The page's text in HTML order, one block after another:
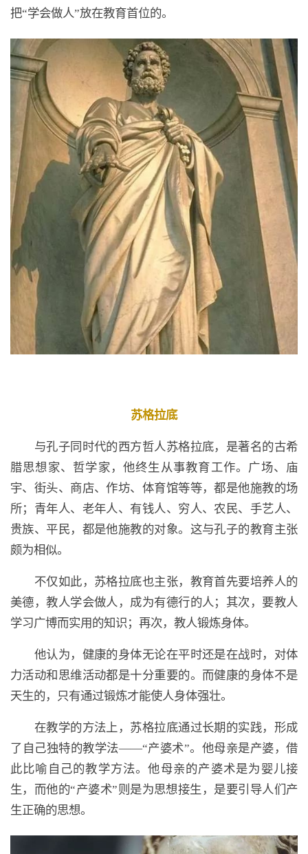
把“学会做人”放在教育首位的。
苏格拉底
与孔子同时代的西方哲人苏格拉底，是著名的古希
腊思想家、哲学家，他终生从事教育工作。广场、庙
宇、街头、商店、作坊、体育馆等等，都是他施教的场
所；青年人、老年人、有钱人、穷人、农民、手艺人、
贵族、平民，都是他施教的对象。这与孔子的教育主张
颇为相似。
不仅如此，苏格拉底也主张，教育首先要培养人的
美德，教人学会做人，成为有德行的人；其次，要教人
学习广博而实用的知识；再次，教人锻炼身体。
他认为，健康的身体无论在平时还是在战时，对体
力活动和思维活动都是十分重要的。而健康的身体不是
天生的，只有通过锻炼才能使人身体强壮。
在教学的方法上，苏格拉底通过长期的实践，形成
了自己独特的教学法——“产婆术”。他母亲是产婆，借
此比喻自己的教学方法。他母亲的产婆术是为婴儿接
生，而他的“产婆术”则是为思想接生，是要引导人们产
生正确的思想。